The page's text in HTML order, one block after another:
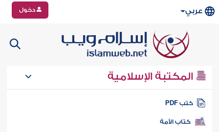
عربي دخول
المكتبة الإسلامية
كتب PDF